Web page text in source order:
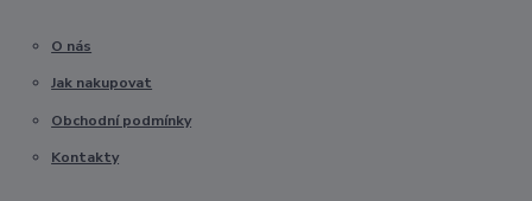
O nás
Jak nakupovat
Obchodní podmínky
Kontakty